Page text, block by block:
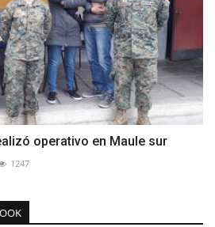
operativo en Maule sur
1247